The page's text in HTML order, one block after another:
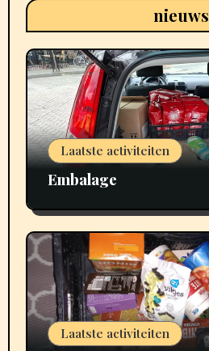
nieuws
Laatste activiteiten
Embalage
Laatste activiteiten